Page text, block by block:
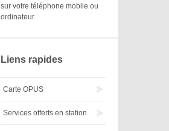
sur votre téléphone mobile ou
ordinateur.
Liens rapides
Carte OPUS
Services offerts en station